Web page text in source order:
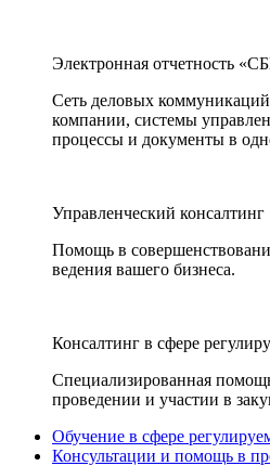
Электронная отчетность
Сеть деловых
компании, системы
процессы и документы в
Управленческий консалтинг
Помощь в
ведения вашего бизнеса.
Консалтинг в сфере
Специализированная
проведении и участии в
Обучение в сфере
Консультации и помощь в